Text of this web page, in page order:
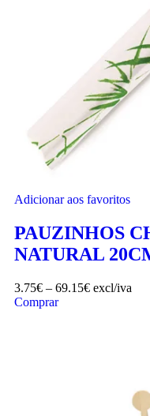
Adicionar aos favoritos
PAUZINHOS
NATURAL
3.75€ – 69.15€ excl/iva
Comprar